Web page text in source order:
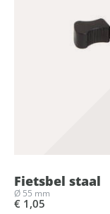
Fietsbel staal
Ø 55 mm
€ 1,05